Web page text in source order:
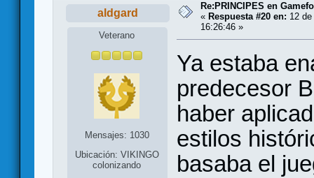
aldgard
Veterano
Mensajes: 1030
Ubicación: VIKINGO
colonizando
Re:PRINCIPES en
« Respuesta #20 en: 12
16:26:46 »
Ya estaba
predecesor
haber
estilos
basaba el